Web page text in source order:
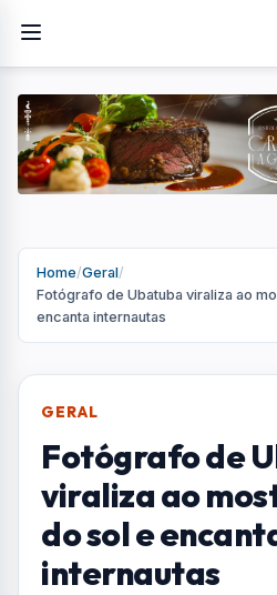
Home/Geral/
Fotógrafo de Ubatuba viraliza ao
encanta internautas
GERAL
Fotógrafo de
viraliza ao
do sol e
internautas